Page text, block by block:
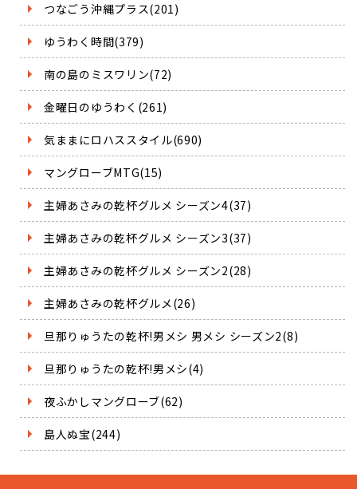
つなごう沖縄プラス(201)
ゆうわく時間(379)
南の島のミスワリン(72)
金曜日のゆうわく(261)
気ままにロハススタイル(690)
マングローブMTG(15)
主婦あさみの乾杯グルメ シーズン4(37)
主婦あさみの乾杯グルメ シーズン3(37)
主婦あさみの乾杯グルメ シーズン2(28)
主婦あさみの乾杯グルメ(26)
旦那りゅうたの乾杯!男メシ 男メシ シーズン2(8)
旦那りゅうたの乾杯!男メシ(4)
夜ふかしマングローブ(62)
島人ぬ宝(244)